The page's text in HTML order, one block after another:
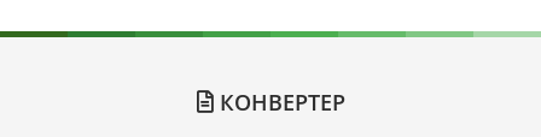
КОНВЕРТЕР